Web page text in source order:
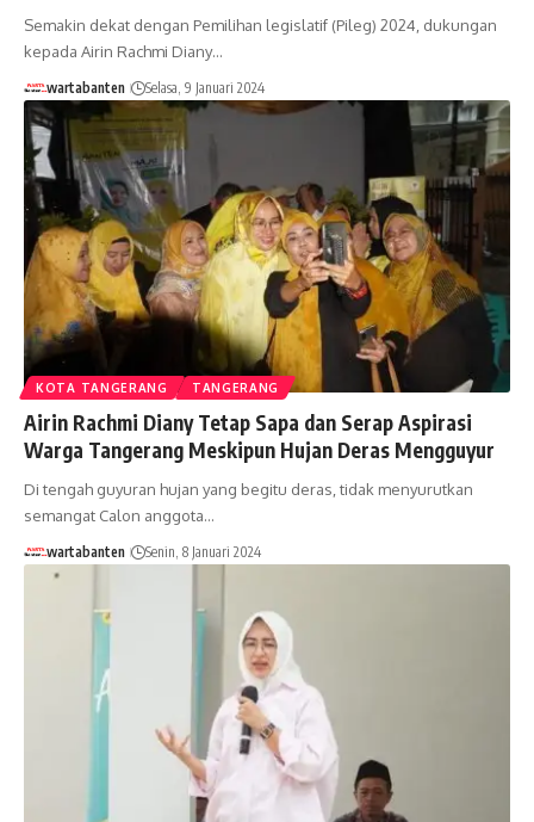
Semakin dekat dengan Pemilihan legislatif (Pileg) 2024, dukungan
kepada Airin Rachmi Diany…
wartabanten Selasa, 9 Januari 2024
KOTA TANGERANG TANGERANG
Airin Rachmi Diany Tetap Sapa dan Serap Aspirasi
Warga Tangerang Meskipun Hujan Deras Mengguyur
Di tengah guyuran hujan yang begitu deras, tidak menyurutkan
semangat Calon anggota…
wartabanten Senin, 8 Januari 2024